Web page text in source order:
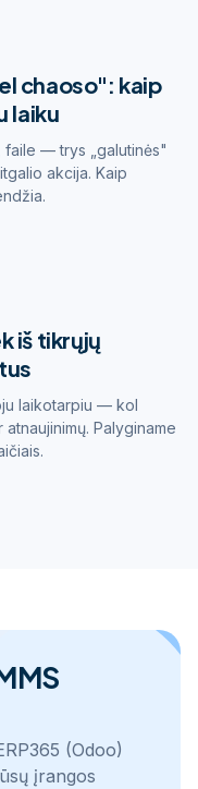
chaoso": kaip
laiku
faile — trys „galutinės"
akcija. Kaip
iš tikrųjų
laikotarpiu — kol
Palyginame
(Odoo)
įrangos